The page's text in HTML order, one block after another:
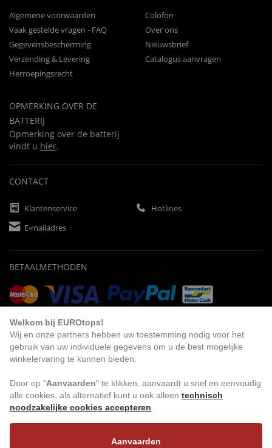
Algemene voorwaarden
Vaak gestelde vragen - FAQ
Gegevensbescherming
Verzending & Levering
Herroepingsrecht
OPMERKING OVER DE
BATTERIJ
Opmerking over de batterij
vindt u hier.
Colofon
Over ons
Nieuwsbrief
Catalogus aanvragen
CONTACT
Klantenservice
Hotlines
E-mailadres
BETAALMETHODEN
BEZOEK ONS
Welkom bij EUROtops!
Wij en onze partners hebben uw toestemming nodig voor het
gebruik van uw individuele gegevens om u de best mogelijke
winkelervaring te kunnen bieden.
Door op "Aanvaarden" te klikken, aanvaardt u snel en eenvoudig
alle cookies, als alternatief kunt u ook alleen technisch
noodzakelijke cookies accepteren
Aanvaarden